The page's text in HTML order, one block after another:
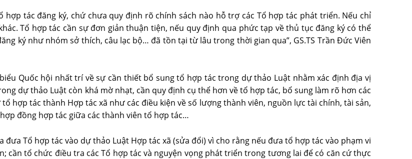
hợp tác đăng ký, chứ chưa quy định rõ chính sách nào hỗ trợ các Tổ hợp tác phát triển. Nếu chỉ
Tổ hợp tác cần sự đơn giản thuận tiện, nếu quy định qua phức tạp về thủ tục đăng ký có thể
ký như nhóm sở thích, câu lạc bộ… đã tồn tại từ lâu trong thời gian qua”, GS.TS Trần Đức Viên
Quốc hội nhất trí về sự cần thiết bổ sung tổ hợp tác trong dự thảo Luật nhằm xác định địa vị
dự thảo Luật còn khá mờ nhạt, cần quy định cụ thể hơn về tổ hợp tác, bổ sung làm rõ hơn các
hợp tác thành Hợp tác xã như các điều kiện về số lượng thành viên, nguồn lực tài chính, tài sản,
đồng hợp tác giữa các thành viên tổ hợp tác…
đưa Tổ hợp tác vào dự thảo Luật Hợp tác xã (sửa đổi) vì cho rằng nếu đưa tổ hợp tác vào phạm vi
cần tổ chức điều tra các Tổ hợp tác và nguyện vọng phát triển trong tương lai để có căn cứ thực